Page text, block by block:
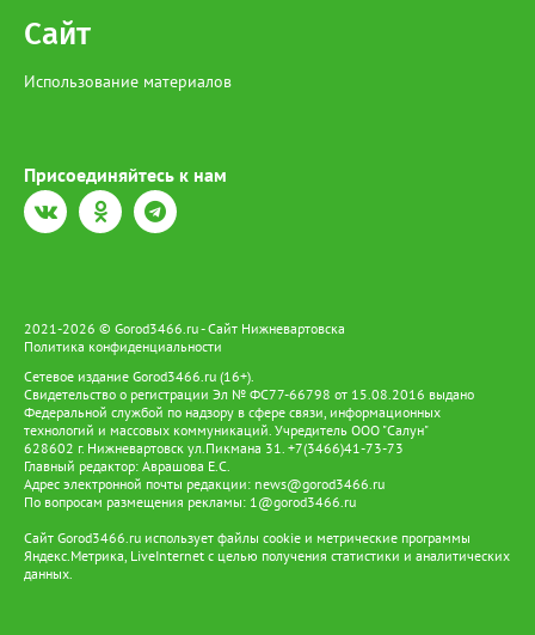
Сайт
Использование материалов
Присоединяйтесь к нам
2021-2026 © Gorod3466.ru - Сайт Нижневартовска
Политика конфиденциальности
Сетевое издание Gorod3466.ru (16+).
Свидетельство о регистрации Эл № ФС77-66798 от 15.08.2016 выдано
Федеральной службой по надзору в сфере связи, информационных
технологий и массовых коммуникаций. Учредитель ООО "Салун"
628602 г. Нижневартовск ул.Пикмана 31. +7(3466)41-73-73
Главный редактор: Аврашова Е.С.
Адрес электронной почты редакции: news@gorod3466.ru
По вопросам размещения рекламы: 1@gorod3466.ru
Сайт Gorod3466.ru использует файлы cookie и метрические программы
Яндекс.Метрика, LiveInternet с целью получения статистики и аналитических
данных.